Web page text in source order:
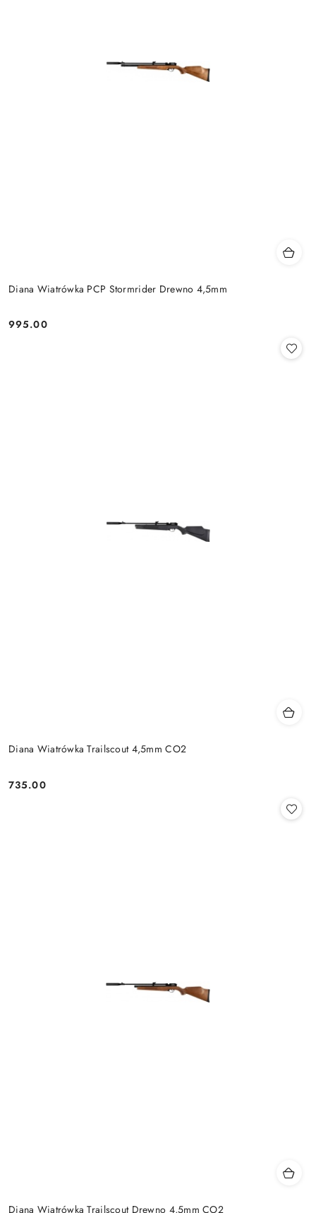
Diana Wiatrówka PCP Stormrider Drewno 4,5mm
Cena:
995.00
Diana Wiatrówka Trailscout 4,5mm CO2
Cena:
735.00
Diana Wiatrówka Trailscout Drewno 4,5mm CO2